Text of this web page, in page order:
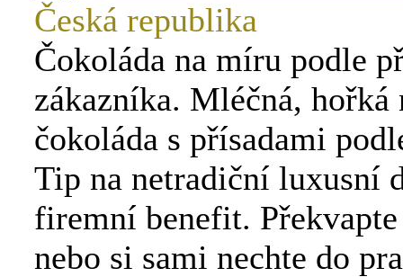
Česká republika
Čokoláda na míru podle
zákazníka. Mléčná, hořká
čokoláda s přísadami
Tip na netradiční luxusní
firemní benefit.
nebo si sami nechte do